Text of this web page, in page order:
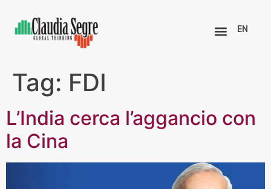
EN
Tag: FDI
L’India cerca l’aggancio con
la Cina